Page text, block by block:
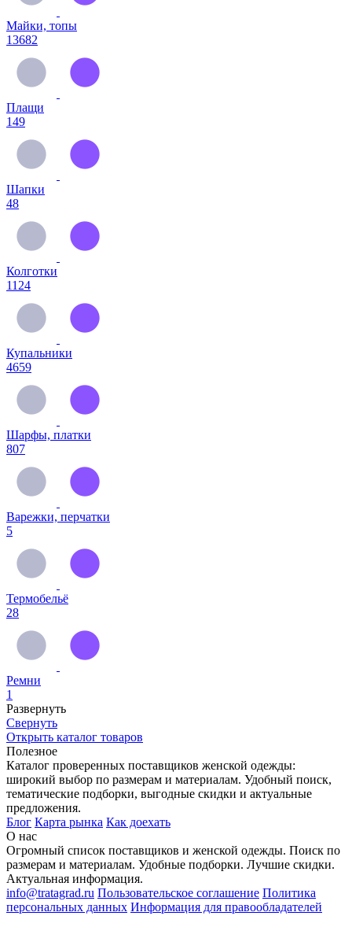
Майки, топы
13682
Плащи
149
Шапки
48
Колготки
1124
Купальники
4659
Шарфы, платки
807
Варежки, перчатки
5
Термобельё
28
Ремни
1
Развернуть
Свернуть
Открыть каталог товаров
Полезное
Каталог проверенных поставщиков женской одежды:
широкий выбор по размерам и материалам. Удобный поиск,
тематические подборки, выгодные скидки и актуальные
предложения.
Блог Карта рынка Как доехать
О нас
Огромный список поставщиков и женской одежды. Поиск по
размерам и материалам. Удобные подборки. Лучшие скидки.
Актуальная информация.
info@tratagrad.ru Пользовательское соглашение Политика
персональных данных Информация для правообладателей